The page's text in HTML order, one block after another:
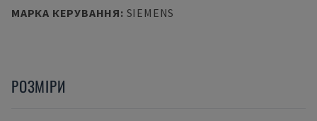
МАРКА КЕРУВАННЯ: SIEMENS
РОЗМІРИ